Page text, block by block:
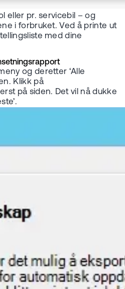
eller pr. servicebil – og
i forbruket. Ved å printe ut
med dine
og deretter ‘Alle
Klikk på
på siden. Det vil nå dukke